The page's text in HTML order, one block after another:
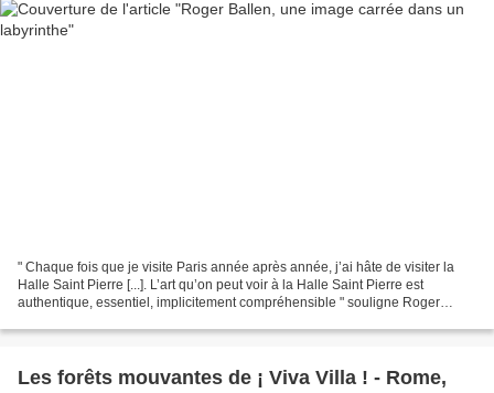
" Chaque fois que je visite Paris année après année, j’ai hâte de visiter la
Halle Saint Pierre [...]. L’art qu’on peut voir à la Halle Saint Pierre est
authentique, essentiel, implicitement compréhensible " souligne Roger
Les forêts mouvantes de ¡ Viva Villa ! - Rome,